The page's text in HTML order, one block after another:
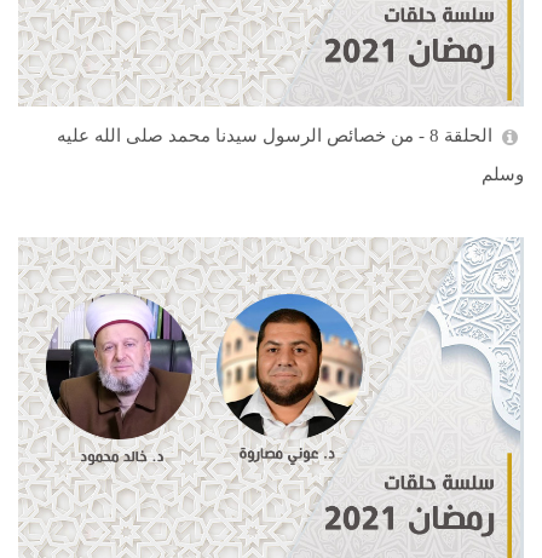
الحلقة 8 - من خصائص الرسول سيدنا محمد صلى الله عليه
وسلم